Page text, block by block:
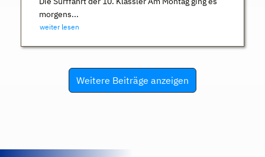
morgens...
weiter lesen
Weitere Beiträge anzeigen